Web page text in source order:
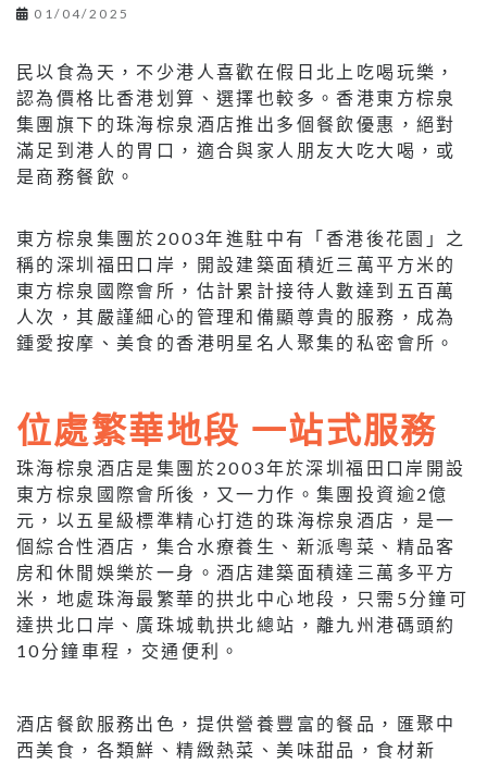
01/04/2025
民以食為天，不少港人喜歡在假日北上吃喝玩樂，
認為價格比香港划算、選擇也較多。香港東方棕泉
集團旗下的珠海棕泉酒店推出多個餐飲優惠，絕對
滿足到港人的胃口，適合與家人朋友大吃大喝，或
是商務餐飲。
東方棕泉集團於2003年進駐中有「香港後花園」之
稱的深圳福田口岸，開設建築面積近三萬平方米的
東方棕泉國際會所，估計累計接待人數達到五百萬
人次，其嚴謹細心的管理和備顯尊貴的服務，成為
鍾愛按摩、美食的香港明星名人聚集的私密會所。
位處繁華地段 一站式服務
珠海棕泉酒店是集團於2003年於深圳福田口岸開設
東方棕泉國際會所後，又一力作。集團投資逾2億
元，以五星級標準精心打造的珠海棕泉酒店，是一
個綜合性酒店，集合水療養生、新派粵菜、精品客
房和休閒娛樂於一身。酒店建築面積達三萬多平方
米，地處珠海最繁華的拱北中心地段，只需5分鐘可
達拱北口岸、廣珠城軌拱北總站，離九州港碼頭約
10分鐘車程，交通便利。
酒店餐飲服務出色，提供營養豐富的餐品，匯聚中
西美食，各類鮮、精緻熱菜、美味甜品，食材新